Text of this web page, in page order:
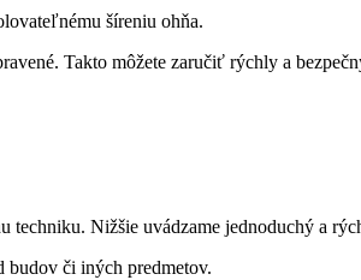
šíreniu ⁤ohňa.
Takto môžete zaručiť rýchly a
Nižšie uvádzame jednoduchý a
budov či iných predmetov.